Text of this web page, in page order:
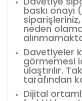
baskı
neden
Davetiyeler
görmemesi
ulaştırılır.
tarafından
Dijital